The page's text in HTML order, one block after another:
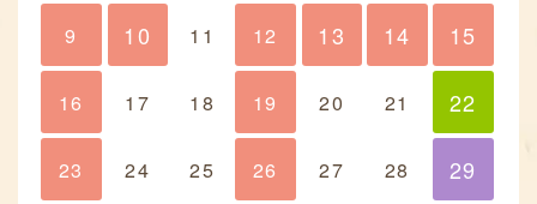
9 10 11 12 13 14 15
10 13 14 15
16 17 18 19 20 21 22
22
23 24 25 26 27 28 29
29